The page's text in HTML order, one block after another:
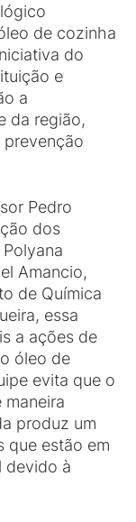
de cozinha
do
e
a
da região,
prevenção
Pedro
dos
Amancio,
de Química
essa
a ações de
óleo de
evita que o
produz um
que estão em
devido à